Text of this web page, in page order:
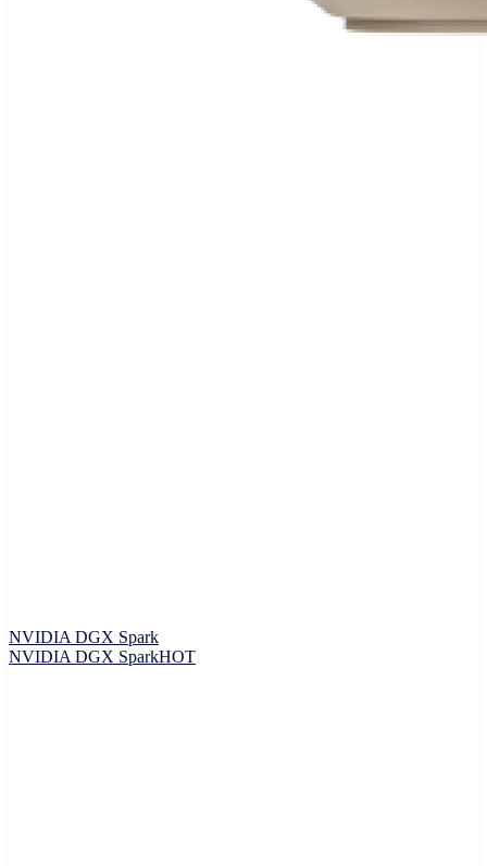
NVIDIA DGX Spark
NVIDIA DGX SparkHOT